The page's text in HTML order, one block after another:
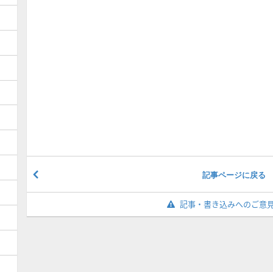
記事ページに戻る
記事・書き込みへのご意